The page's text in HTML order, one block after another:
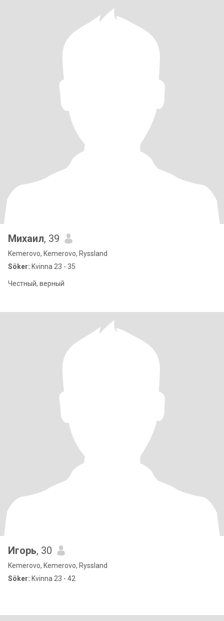
Михаил, 39
Kemerovo, Kemerovo, Ryssland
Söker: Kvinna 23 - 35
Честный, верный
Игорь, 30
Kemerovo, Kemerovo, Ryssland
Söker: Kvinna 23 - 42